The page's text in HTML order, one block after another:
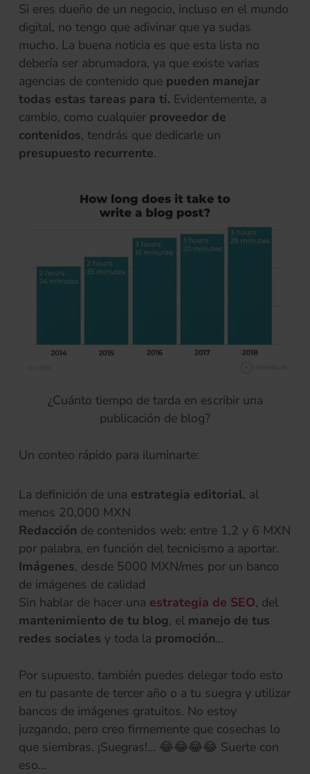
Si eres dueño de un negocio, incluso en el mundo
digital, no tengo que adivinar que ya sudas
mucho. La buena noticia es que esta lista no
debería ser abrumadora, ya que existe varias
agencias de contenido que pueden manejar
todas estas tareas para ti. Evidentemente, a
cambio, como cualquier proveedor de
contenidos, tendrás que dedicarle un
presupuesto recurrente.
¿Cuánto tiempo de tarda en escribir una
publicación de blog?
Un conteo rápido para iluminarte:
La definición de una estrategia editorial, al
menos 20,000 MXN
Redacción de contenidos web: entre 1,2 y 6 MXN
por palabra, en función del tecnicismo a aportar.
Imágenes, desde 5000 MXN/mes por un banco
de imágenes de calidad
Sin hablar de hacer una estrategia de SEO, del
mantenimiento de tu blog, el manejo de tus
redes sociales y toda la promoción…
Por supuesto, también puedes delegar todo esto
en tu pasante de tercer año o a tu suegra y utilizar
bancos de imágenes gratuitos. No estoy
juzgando, pero creo firmemente que cosechas lo
que siembras. ¡Suegras!… 😂😂😂😂 Suerte con
eso…